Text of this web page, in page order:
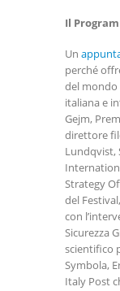
Il
Un
perché
del mondo
italiana e
Gejm,
direttore
Lundqvist,
Strategy
del
con
Sicurezza
scientifico
Symbola,
Italy Post